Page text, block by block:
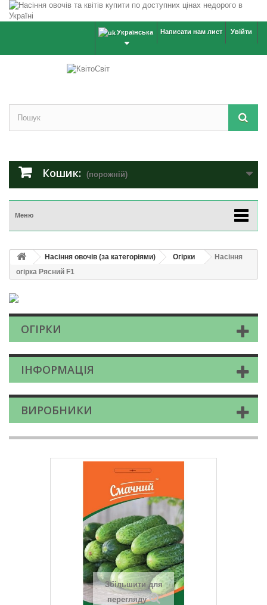
Увійти
Написати нам лист
Українська
Кошик: (порожній)
Меню
Насіння овочів (за категоріями) Огірки
Насіння
огірка Рясний F1
ОГІРКИ
ІНФОРМАЦІЯ
ВИРОБНИКИ
Збільшити для
перегляду